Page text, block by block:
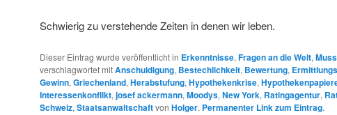
Schwierig zu verstehende Zeiten in denen wir leben.
Dieser Eintrag wurde veröffentlicht in Erkenntnisse, Fragen an die Welt,
verschlagwortet mitAnschuldigung, Bestechlichkeit, Bewertung,
Gewinn, Griechenland, Herabstufung, Hypothekenkrise,
Interessenkonflikt, josef ackermann, Moodys, New York, Ratingagentur,
Schweiz, Staatsanwaltschaftvon Holger. Permanenter Link zum Eintrag.